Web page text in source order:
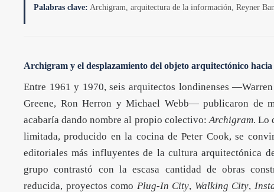
Palabras clave: Archigram, arquitectura de la información, Reyner
Archigram y el desplazamiento del objeto arquitectónico
Entre 1961 y 1970, seis arquitectos londinenses
Greene, Ron Herron y Michael Webb— publicaron de
acabaría dando nombre al propio colectivo: Archigram. Lo
limitada, producido en la cocina dePeter Cook, se
editoriales más influyentes de la cultura arquitectónica
grupo contrastó con la escasa cantidad de obras
reducida, proyectos como Plug-In City, Walking City,